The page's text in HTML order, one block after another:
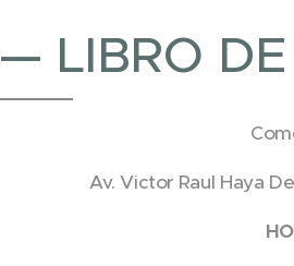
— LIBRO
Av. Victor Raul Haya